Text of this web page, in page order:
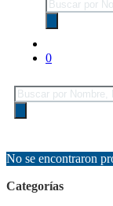
de
productos
0
Búsqueda
de
productos
No se encontraron
Categorías